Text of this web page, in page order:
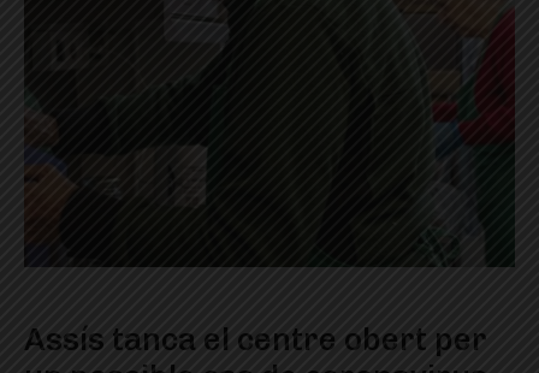
Assís tanca el centre obert per